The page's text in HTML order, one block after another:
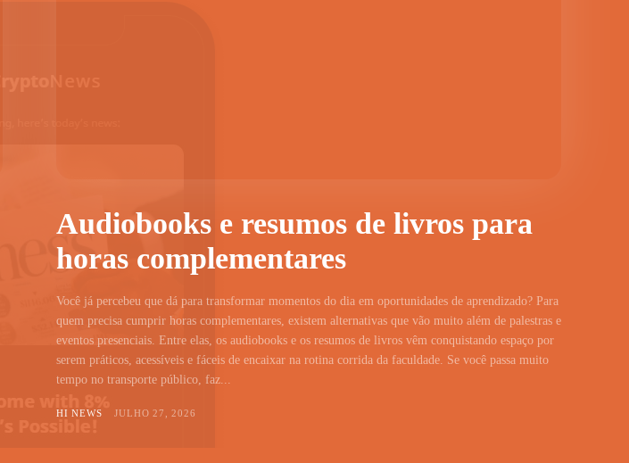
Audiobooks e resumos de livros para
horas complementares
Você já percebeu que dá para transformar momentos do dia em oportunidades de aprendizado? Para
quem precisa cumprir horas complementares, existem alternativas que vão muito além de palestras e
eventos presenciais. Entre elas, os audiobooks e os resumos de livros vêm conquistando espaço por
serem práticos, acessíveis e fáceis de encaixar na rotina corrida da faculdade. Se você passa muito
tempo no transporte público, faz...
HI NEWS JULHO 27, 2026